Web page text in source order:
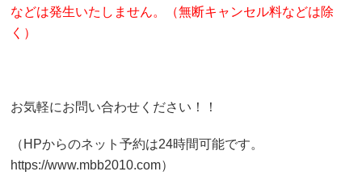
などは発生いたしません。（無断キャンセル料などは除
く）
お気軽にお問い合わせください！！
（HPからのネット予約は24時間可能です。
https://www.mbb2010.com）